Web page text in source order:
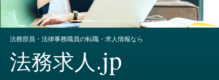
法務部員・法律事務職員の転職・求人情報なら
法務求人.jp